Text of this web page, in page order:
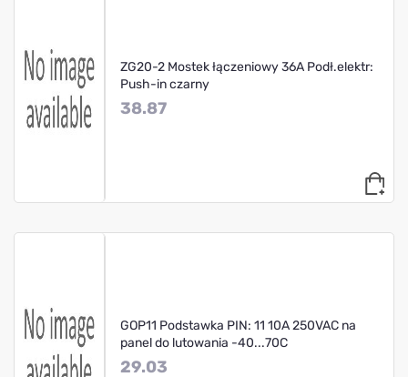
ZG20-2 Mostek łączeniowy 36A Podł.elektr:
Push-in czarny
38.87
GOP11 Podstawka PIN: 11 10A 250VAC na
panel do lutowania -40...70C
29.03